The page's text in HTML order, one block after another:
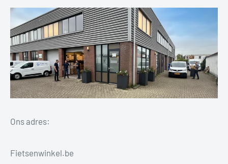
Ons adres:
Fietsenwinkel.be